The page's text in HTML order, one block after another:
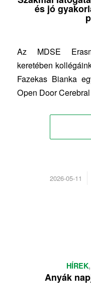
és jó
Az MDSE
keretében
Fazekas Bianka
Open Door
2026-05-11
/
HÍREK,
Anyák